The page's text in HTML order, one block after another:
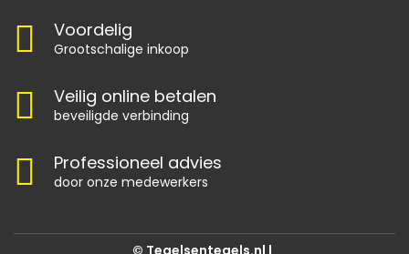
Voordelig
Grootschalige inkoop
Veilig online betalen
beveiligde verbinding
Professioneel advies
door onze medewerkers
© Tegelsentegels.nl |